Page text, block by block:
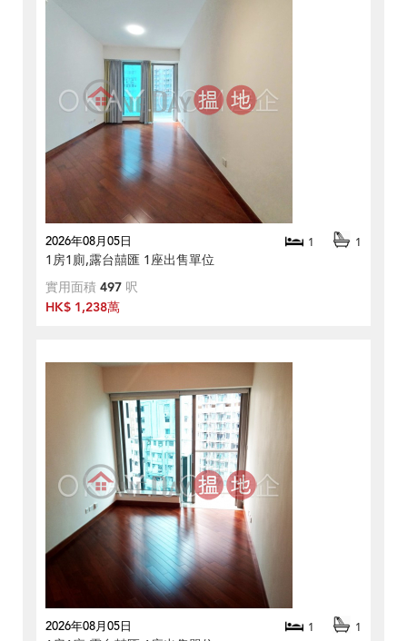
2026年08月05日 1 1
1房1廁,露台囍匯 1座出售單位
實用面積 497 呎
HK$ 1,238萬
2026年08月05日 1 1